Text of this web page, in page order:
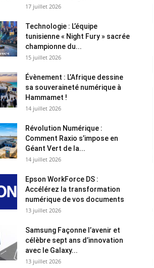
17 juillet 2026
Technologie : L’équipe
tunisienne « Night Fury » sacrée
championne du...
15 juillet 2026
Évènement : L’Afrique dessine
sa souveraineté numérique à
Hammamet !
14 juillet 2026
Révolution Numérique :
Comment Raxio s’impose en
Géant Vert de la...
14 juillet 2026
Epson WorkForce DS :
Accélérez la transformation
numérique de vos documents
13 juillet 2026
Samsung Façonne l’avenir et
célèbre sept ans d’innovation
avec le Galaxy...
13 juillet 2026